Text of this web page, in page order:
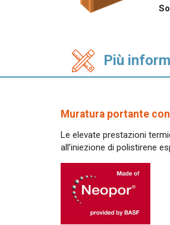
Più
Muratura portante
Le elevate prestazioni
all’iniezione di polistirene